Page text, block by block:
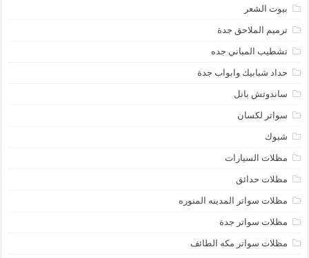
بيوت الشعر
ترميم الملاحق جدة
تشطيب المباني جده
حداد شبابيك وابواب جدة
ساندوتش بانل
سواتر لكسان
شبوك
مظلات السيارات
مظلات حدائق
مظلات سواتر المدينه المنوره
مظلات سواتر جدة
مظلات سواتر مكه الطائف